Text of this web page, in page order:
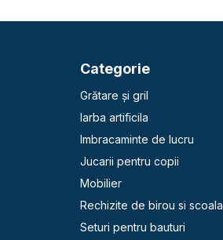
Categorie
Grătare și gril
Iarba artificila
Imbracaminte de lucru
Jucarii pentru copii
Mobilier
Rechizite de birou si scoala
Seturi pentru bauturi